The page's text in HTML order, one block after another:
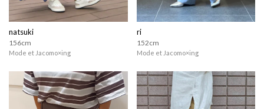
natsuki
156cm
Mode et Jacomo×ing
ri
152cm
Mode et Jacomo×ing